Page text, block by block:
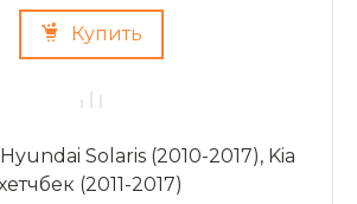
Купить
Solaris (2010-2017), Kia
(2011-2017)